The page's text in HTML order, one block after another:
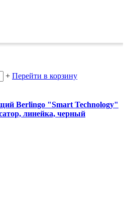
+ Перейти в корзину
Berlingo "Smart Technology"
линейка, черный